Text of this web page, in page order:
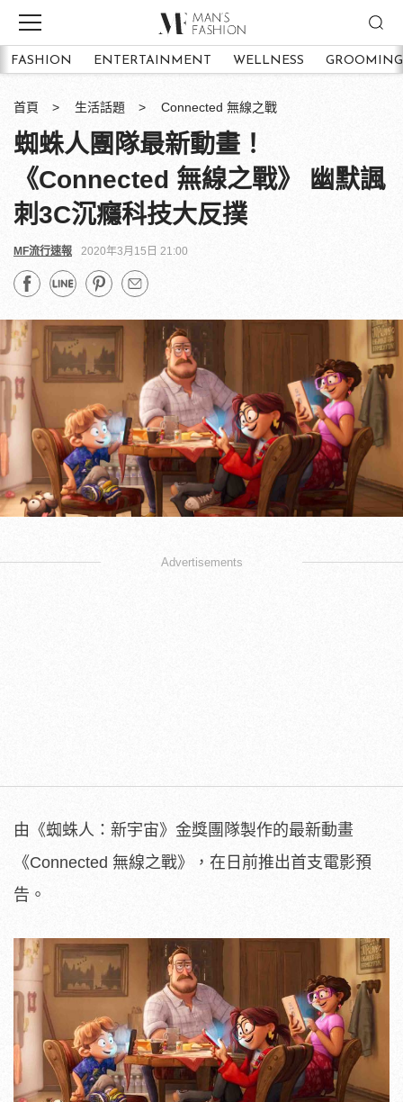
FASHION ENTERTAINMENT WELLNESS GROOMING
首頁 生活話題 Connected 無線之戰
蜘蛛人團隊最新動畫！
《Connected 無線之戰》 幽默諷
刺3C沉癮科技大反撲
MF流行速報 2020年3月15日 21:00
Advertisements
由《蜘蛛人：新宇宙》金獎團隊製作的最新動畫
《Connected 無線之戰》，在日前推出首支電影預
告。